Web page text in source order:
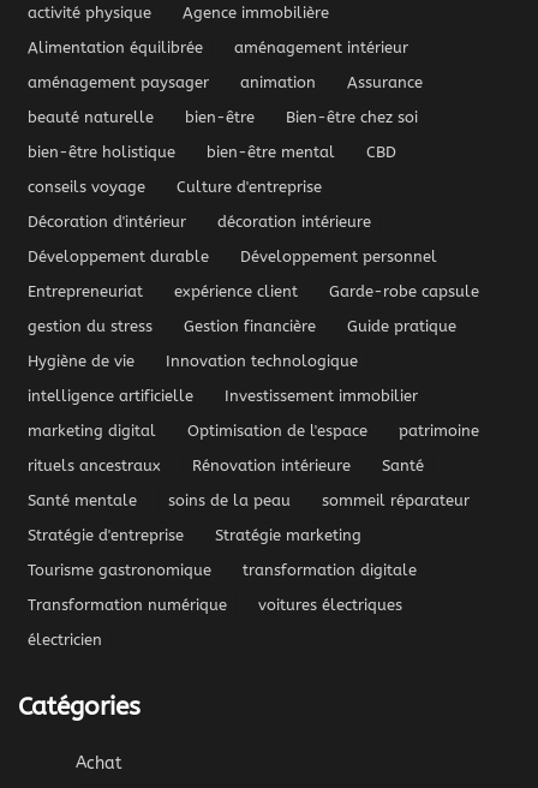
activité physique
Agence immobilière
Alimentation équilibrée
aménagement intérieur
aménagement paysager
animation
Assurance
beauté naturelle
bien-être
Bien-être chez soi
bien-être holistique
bien-être mental
CBD
conseils voyage
Culture d'entreprise
Décoration d'intérieur
décoration intérieure
Développement durable
Développement personnel
Entrepreneuriat
expérience client
Garde-robe capsule
gestion du stress
Gestion financière
Guide pratique
Hygiène de vie
Innovation technologique
intelligence artificielle
Investissement immobilier
marketing digital
Optimisation de l'espace
patrimoine
rituels ancestraux
Rénovation intérieure
Santé
Santé mentale
soins de la peau
sommeil réparateur
Stratégie d'entreprise
Stratégie marketing
Tourisme gastronomique
transformation digitale
Transformation numérique
voitures électriques
électricien
Catégories
Achat